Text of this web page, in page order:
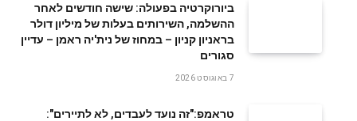
ביורוקרטיה בפעולה: שישה חודשים לאחר
ההשלמה, השירותים בעלות של מיליון דולר
בראניון קניון – במחוז של נית'יה ראמן – עדיין
סגורים
7 באוגוסט 2026
טראמפ:"זה נועד לעבדים, לא לתיירים":